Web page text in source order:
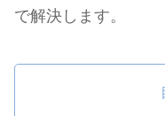
で解決します。